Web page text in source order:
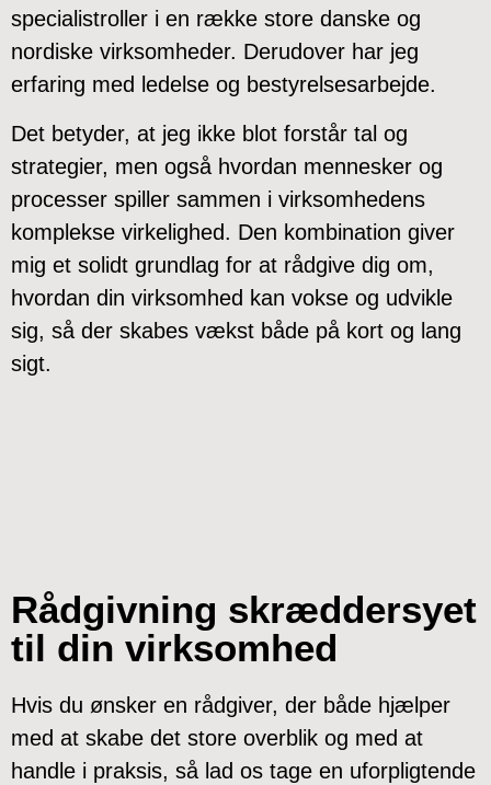
specialistroller i en række store danske og
nordiske virksomheder. Derudover har jeg
erfaring med ledelse og bestyrelsesarbejde.
Det betyder, at jeg ikke blot forstår tal og
strategier, men også hvordan mennesker og
processer spiller sammen i virksomhedens
komplekse virkelighed. Den kombination giver
mig et solidt grundlag for at rådgive dig om,
hvordan din virksomhed kan vokse og udvikle
sig, så der skabes vækst både på kort og lang
sigt.
Rådgivning skræddersyet
til din virksomhed
Hvis du ønsker en rådgiver, der både hjælper
med at skabe det store overblik og med at
handle i praksis, så lad os tage en uforpligtende